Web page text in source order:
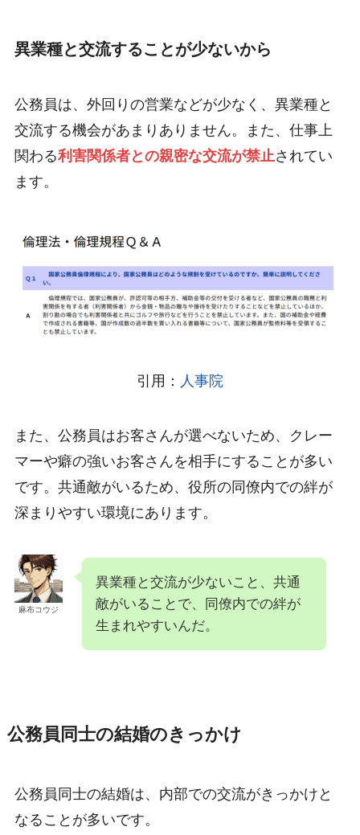
異業種と交流することが少ないから
公務員は、外回りの営業などが少なく、異業種と
交流する機会があまりありません。また、仕事上
関わる利害関係者との親密な交流が禁止されてい
ます。
引用： 人事院
また、公務員はお客さんが選べないため、クレー
マーや癖の強いお客さんを相手にすることが多い
です。共通敵がいるため、役所の同僚内での絆が
深まりやすい環境にあります。
麻布コウジ
異業種と交流が少ないこと、共通
敵がいることで、同僚内での絆が
生まれやすいんだ。
公務員同士の結婚のきっかけ
公務員同士の結婚は、内部での交流がきっかけと
なることが多いです。